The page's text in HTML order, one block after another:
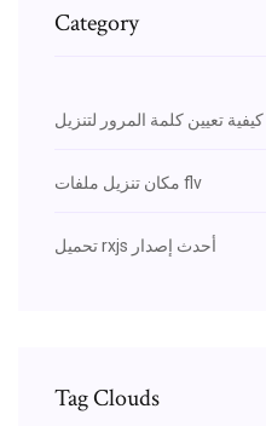
Category
مكان تنزيل ملفات flv
تحميل rxjs أحدث إصدار
Tag Clouds